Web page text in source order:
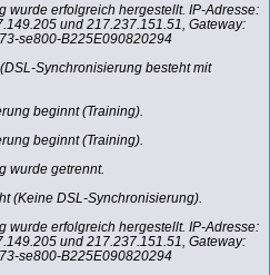
wurde erfolgreich hergestellt. IP-Adresse:
und 217.237.151.51, Gateway:
se800-B225E090820294
Synchronisierung besteht mit
beginnt (Training).
beginnt (Training).
wurde getrennt.
(Keine DSL-Synchronisierung).
wurde erfolgreich hergestellt. IP-Adresse:
und 217.237.151.51, Gateway:
se800-B225E090820294